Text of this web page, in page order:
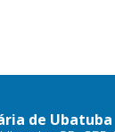
de Ubatuba